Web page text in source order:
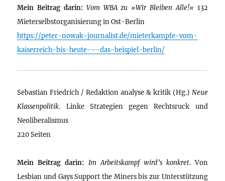
Mein Beitrag darin: Vom WBA zu »Wir Bleiben Alle!« 132
Mieterselbstorganisierung in Ost-Berlin
https://peter-nowak-journalist.de/mieterkampfe-vom-
kaiserreich-bis-heute-–-das-beispiel-berlin/
Sebastian Friedrich / Redaktion analyse & kritik (Hg.) Neue
Klassenpolitik. Linke Strategien gegen Rechtsruck und
Neoliberalismus
220 Seiten
Mein Beitrag darin: Im Arbeitskampf wird’s konkret. Von
Lesbian und Gays Support the Miners bis zur Unterstützung